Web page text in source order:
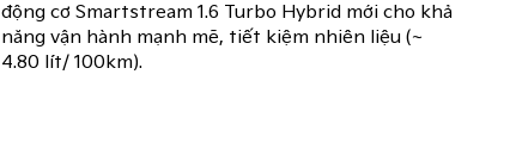
động cơ Smartstream 1.6 Turbo Hybrid mới cho ​khả
năng vận hành mạnh mẽ, tiết kiệm nhiên liệu (~
4.80 lít/ 100km).